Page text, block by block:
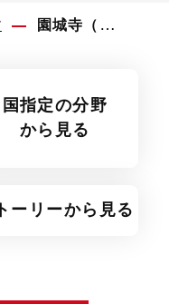
園城寺（三井寺） 観音堂
国指定の分野
から見る
ーリーから見る